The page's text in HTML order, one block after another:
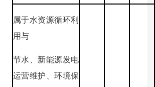
属于水资源循环利
用与
节水、新能源发电
运营维护、环境保